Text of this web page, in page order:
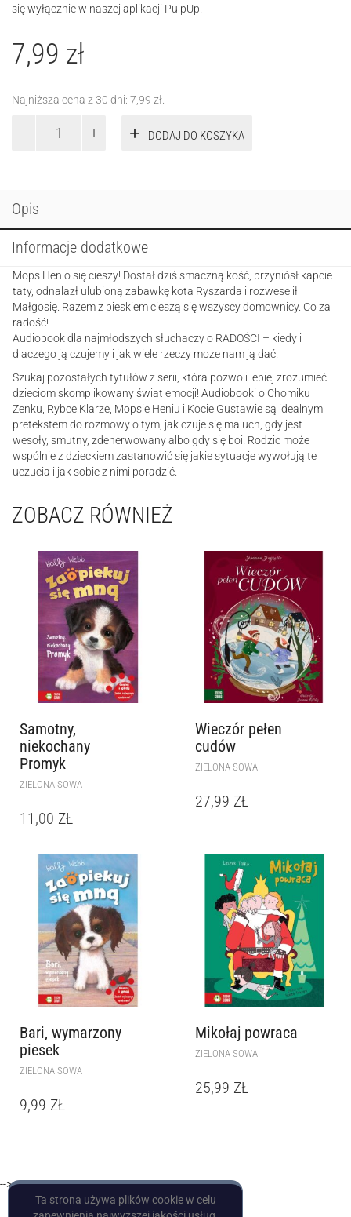
się wyłącznie w naszej aplikacji PulpUp.
7,99 zł
Najniższa cena z 30 dni: 7,99 zł
DODAJ DO KOSZYKA
Opis
Informacje dodatkowe
Mops Henio się cieszy! Dostał dziś smaczną kość, przyniósł kapcie
taty, odnalazł ulubioną zabawkę kota Ryszarda i rozweselił
Małgosię. Razem z pieskiem cieszą się wszyscy domownicy. Co za
radość!
Audiobook dla najmłodszych słuchaczy o RADOŚCI – kiedy i
dlaczego ją czujemy i jak wiele rzeczy może nam ją dać.
Szukaj pozostałych tytułów z serii, która pozwoli lepiej zrozumieć
dzieciom skomplikowany świat emocji! Audiobooki o Chomiku
Zenku, Rybce Klarze, Mopsie Heniu i Kocie Gustawie są idealnym
pretekstem do rozmowy o tym, jak czuje się maluch, gdy jest
wesoły, smutny, zdenerwowany albo gdy się boi. Rodzic może
wspólnie z dzieckiem zastanowić się jakie sytuacje wywołują te
uczucia i jak sobie z nimi poradzić.
ZOBACZ RÓWNIEŻ
Samotny,
niekochany
Promyk
ZIELONA SOWA
11,00 ZŁ
Wieczór pełen
cudów
ZIELONA SOWA
27,99 ZŁ
Bari, wymarzony
piesek
ZIELONA SOWA
9,99 ZŁ
Mikołaj powraca
ZIELONA SOWA
25,99 ZŁ
-->
Ta strona używa plików cookie w celu